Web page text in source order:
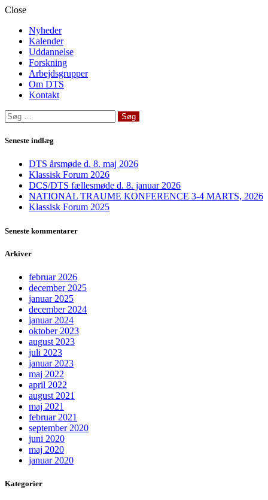
Close
Nyheder
Kalender
Uddannelse
Forskning
Arbejdsgrupper
Om DTS
Kontakt
Søg
efter:
Seneste indlæg
DTS årsmøde d. 8. maj 2026
Klassisk Forum 2026
DCS/DTS fællesmøde d. 8. januar 2026
NATIONAL TRAUME KONFERENCE 3-4 MARTS, 2026
Klassisk Forum 2025
Seneste kommentarer
Arkiver
februar 2026
december 2025
januar 2025
december 2024
januar 2024
oktober 2023
august 2023
juli 2023
januar 2023
maj 2022
april 2022
august 2021
maj 2021
februar 2021
september 2020
juni 2020
maj 2020
januar 2020
Kategorier